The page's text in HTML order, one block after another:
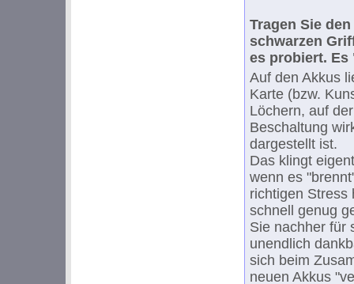
Tragen Sie
schwarzen
es probiert.
Auf den Akkus
Karte (bzw.
Löchern, auf
Beschaltung
dargestellt ist.
Das klingt
wenn es
richtigen Stress
schnell genug
Sie nachher für
unendlich
sich beim
neuen Akkus